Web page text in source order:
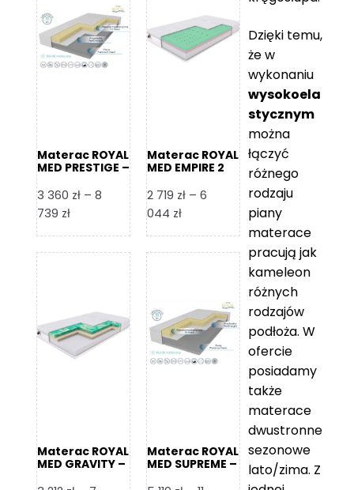
7
000 zł
8
865 zł
Materac ROYAL
MED PRESTIGE –
3 360 zł – 8
739 złZakres
od
8
739 zł
Materac ROYAL
MED EMPIRE 2
2 719 zł – 6
044 złZakres
od
6
044 zł
Materac ROYAL
MED GRAVITY –
Materac ROYAL
MED SUPREME –
Dzięki temu,
że w
wykonaniu
wysokoela
stycznym
można
łączyć
różnego
rodzaju
piany
materace
pracują jak
kameleon
różnych
rodzajów
podłoża. W
ofercie
posiadamy
także
materace
dwustronne
sezonowe
lato/zima. Z